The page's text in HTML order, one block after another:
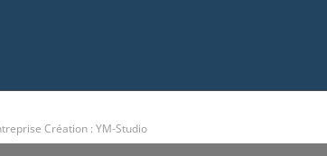
Création : YM-Studio